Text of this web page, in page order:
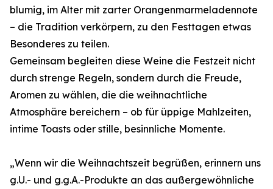
blumig, im Alter mit zarter Orangenmarmeladennote
– die Tradition verkörpern, zu den Festtagen etwas
Besonderes zu teilen.
Gemeinsam begleiten diese Weine die Festzeit nicht
durch strenge Regeln, sondern durch die Freude,
Aromen zu wählen, die die weihnachtliche
Atmosphäre bereichern – ob für üppige Mahlzeiten,
intime Toasts oder stille, besinnliche Momente.
„Wenn wir die Weihnachtszeit begrüßen, erinnern uns
g.U.- und g.g.A.-Produkte an das außergewöhnliche